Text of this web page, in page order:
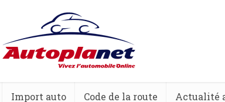
Import auto Code de la route Actualité